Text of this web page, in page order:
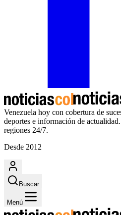
Venezuela hoy con cobertura de
deportes e información de
regiones 24/7.
Desde 2012
Buscar
Menú